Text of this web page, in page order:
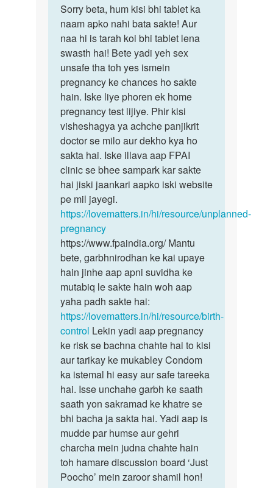
to
Me
aapse
puchhna
chahunga
ki…
by
Mantu
Kumar
Sorry
beta,
hum
kisi
bhi…
Sorry beta, hum kisi bhi tablet ka
naam apko nahi bata sakte! Aur
naa hi is tarah koi bhi tablet lena
swasth hai! Bete yadi yeh sex
unsafe tha toh yes ismein
pregnancy ke chances ho sakte
hain. Iske liye phoren ek home
pregnancy test lijiye. Phir kisi
visheshagya ya achche panjikrit
doctor se milo aur dekho kya ho
sakta hai. Iske illava aap FPAI
clinic se bhee sampark kar sakte
hai jiski jaankari aapko iski website
pe mil jayegi.
https://lovematters.in/hi/resource/unplanned-
pregnancy
https://www.fpaindia.org/ Mantu
bete, garbhnirodhan ke kai upaye
hain jinhe aap apni suvidha ke
mutabiq le sakte hain woh aap
yaha padh sakte hai:
https://lovematters.in/hi/resource/birth-
control Lekin yadi aap pregnancy
ke risk se bachna chahte hai to kisi
aur tarikay ke mukabley Condom
ka istemal hi easy aur safe tareeka
hai. Isse unchahe garbh ke saath
saath yon sakramad ke khatre se
bhi bacha ja sakta hai. Yadi aap is
mudde par humse aur gehri
charcha mein judna chahte hain
toh hamare discussion board ‘Just
Poocho’ mein zaroor shamil hon!